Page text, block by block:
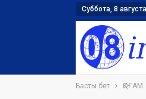
Суббота, 8
Басты бет ҚОҒАМ